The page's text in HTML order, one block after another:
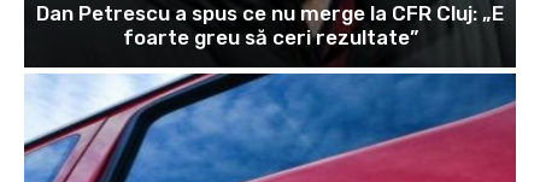
Dan Petrescu a spus ce nu merge la CFR Cluj: „E
foarte greu să ceri rezultate”